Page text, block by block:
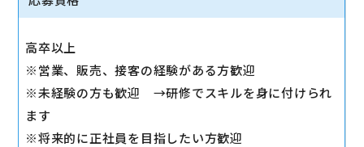
◇販売イベントの運営
◇売場管理/実績管理
売場のレイアウト変更など魅力的なお店作りをお願い
します。
高卒以上
※営業、販売、接客の経験がある方歓迎
※未経験の方も歓迎 →研修でスキルを身に付けられ
ます
※将来的に正社員を目指したい方歓迎